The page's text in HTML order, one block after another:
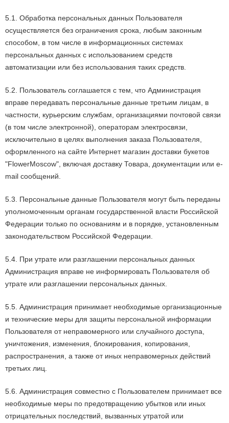
5.1. Обработка персональных данных Пользователя
осуществляется без ограничения срока, любым законным
способом, в том числе в информационных системах
персональных данных с использованием средств
автоматизации или без использования таких средств.
5.2. Пользователь соглашается с тем, что Администрация
вправе передавать персональные данные третьим лицам, в
частности, курьерским службам, организациями почтовой связи
(в том числе электронной), операторам электросвязи,
исключительно в целях выполнения заказа Пользователя,
оформленного на сайте Интернет магазин доставки букетов
"FlowerMoscow", включая доставку Товара, документации или e-
mail сообщений.
5.3. Персональные данные Пользователя могут быть переданы
уполномоченным органам государственной власти Российской
Федерации только по основаниям и в порядке, установленным
законодательством Российской Федерации.
5.4. При утрате или разглашении персональных данных
Администрация вправе не информировать Пользователя об
утрате или разглашении персональных данных.
5.5. Администрация принимает необходимые организационные
и технические меры для защиты персональной информации
Пользователя от неправомерного или случайного доступа,
уничтожения, изменения, блокирования, копирования,
распространения, а также от иных неправомерных действий
третьих лиц.
5.6. Администрация совместно с Пользователем принимает все
необходимые меры по предотвращению убытков или иных
отрицательных последствий, вызванных утратой или